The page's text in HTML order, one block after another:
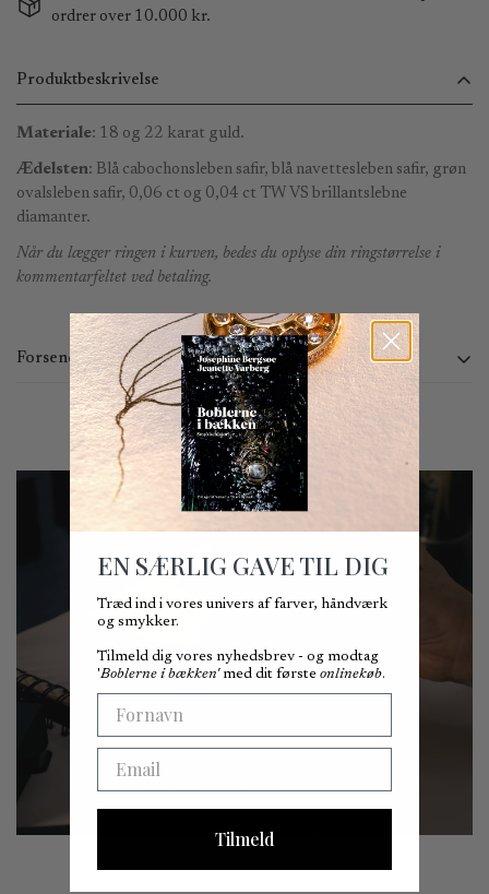
ordrer over 10.000 kr.
Produktbeskrivelse
Materiale: 18 og 22 karat guld.
Ædelsten: Blå cabochonsleben safir, blå navettesleben safir, grøn
ovalsleben safir, 0,06 ct og 0,04 ct TW VS brillantslebne
diamanter.
Når du lægger ringen i kurven, bedes du oplyse din ringstørrelse i
kommentarfeltet ved betaling.
Forsendelse og returnering
Du kan bestille online 24 timer i døgnet. Vi behandler ordrer
mandag - torsdag kl. 9:00 - 15:00 og fredag ​​kl. 9:00 - 14:30.
Ordrer afgivet uden for dette tidsrum vil blive behandlet den
følgende hverdag.
Du kan forvente at modtage din ordre inden for 3-8 hverdage. Da
vi ikke kan garantere lokale leveringsbetingelser, kan vi ikke
præcist angive, hvornår varen vil blive leveret.
Du har ret til at fortryde købet inden for 14 dage efter
leveringsdatoen.
Fortrydelsesretten kan udøves uden angivelse af nogen særlig
grund ved at sende os en e-mail påmail@bergsoe.dk.
Danmark, mens kunder er ansvarlige for
returforsendelsesomkostningerne fra andre lande.
EN SÆRLIG GAVE TIL DIG
Træd ind i vores univers af farver, håndværk
og smykker.
Tilmeld dig vores nyhedsbrev - og modtag
'Boblerne i bækken'med dit første onlinekøb.
First Name
Email
Tilmeld